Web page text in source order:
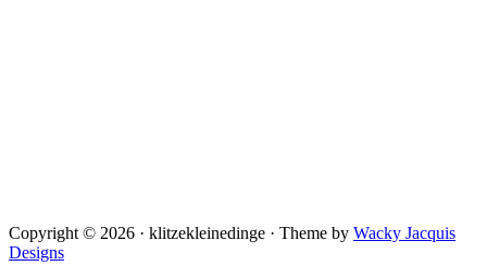
Copyright © 2026 · klitzekleinedinge · Theme by Wacky Jacquis
Designs